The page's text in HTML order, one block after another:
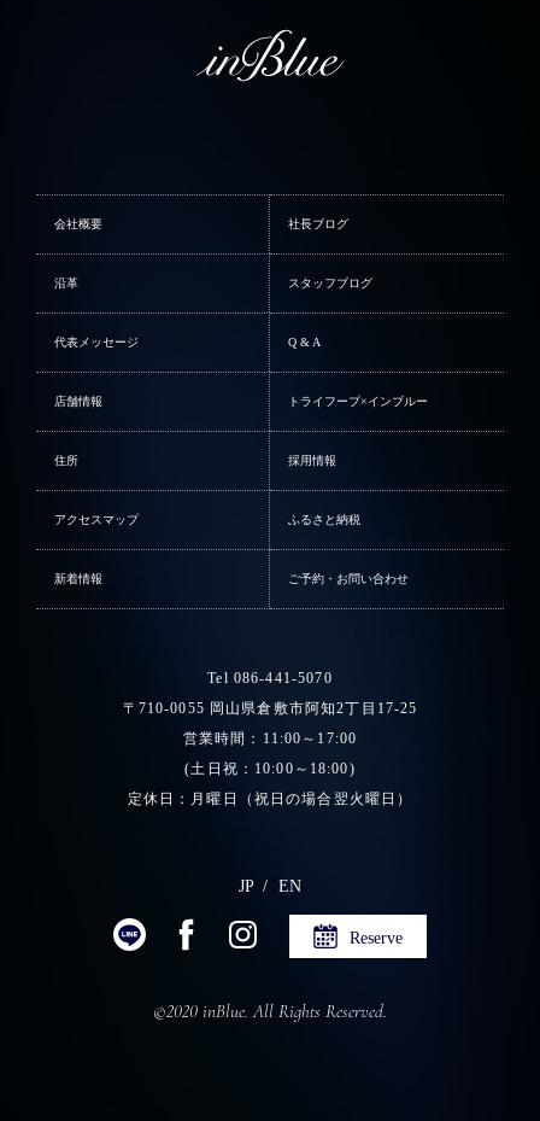
会社概要 社長ブログ
沿革 スタッフブログ
代表メッセージ Q & A
店舗情報 トライフープ×インブルー
住所 採用情報
アクセスマップ ふるさと納税
新着情報 ご予約・お問い合わせ
Tel 086-441-5070
〒710-0055 岡山県倉敷市阿知2丁目17-25
営業時間：11:00～17:00
(土日祝：10:00～18:00)
定休日：月曜日（祝日の場合翌火曜日）
JP EN
Reserve
©2020 inBlue. All Rights Reserved.